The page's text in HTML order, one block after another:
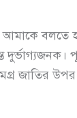
বলতে
জাতির উপর